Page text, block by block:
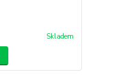
Skladem